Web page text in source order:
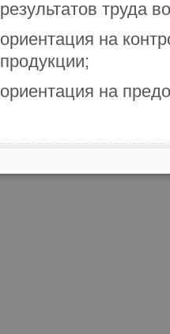
результатов труда
ориентация на
продукции;
ориентация на